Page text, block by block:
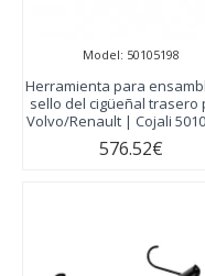
Model: 50105198
Herramienta para
sello del cigüeñal trasero
Volvo/Renault | Cojali
576.52€